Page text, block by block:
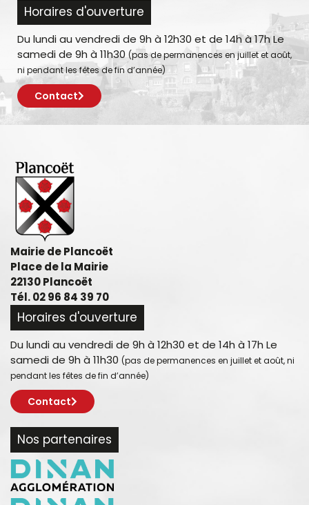
Horaires d'ouverture
Du lundi au vendredi de 9h à 12h30 et de 14h à 17h Le
samedi de 9h à 11h30 (pas de permanences en juillet et août,
ni pendant les fêtes de fin d’année)
Contact
Mairie de Plancoët
Place de la Mairie
22130 Plancoët
Tél. 02 96 84 39 70
Horaires d'ouverture
Du lundi au vendredi de 9h à 12h30 et de 14h à 17h Le
samedi de 9h à 11h30 (pas de permanences en juillet et août, ni
pendant les fêtes de fin d’année)
Contact
Nos partenaires